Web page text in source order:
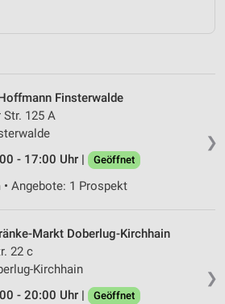
❯
Finsterwalde
Str. 125 A
- 17:00 Uhr |
Geöffnet
• Angebote: 1 Prospekt
❯
Markt Doberlug-Kirchhain
22 c
Kirchhain
- 20:00 Uhr |
Geöffnet